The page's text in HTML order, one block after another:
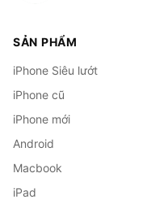
SẢN PHẨM
iPhone Siêu lướt
iPhone cũ
iPhone mới
Android
Macbook
iPad